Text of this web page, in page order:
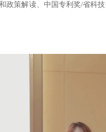
政策解读、中国专利奖/省科